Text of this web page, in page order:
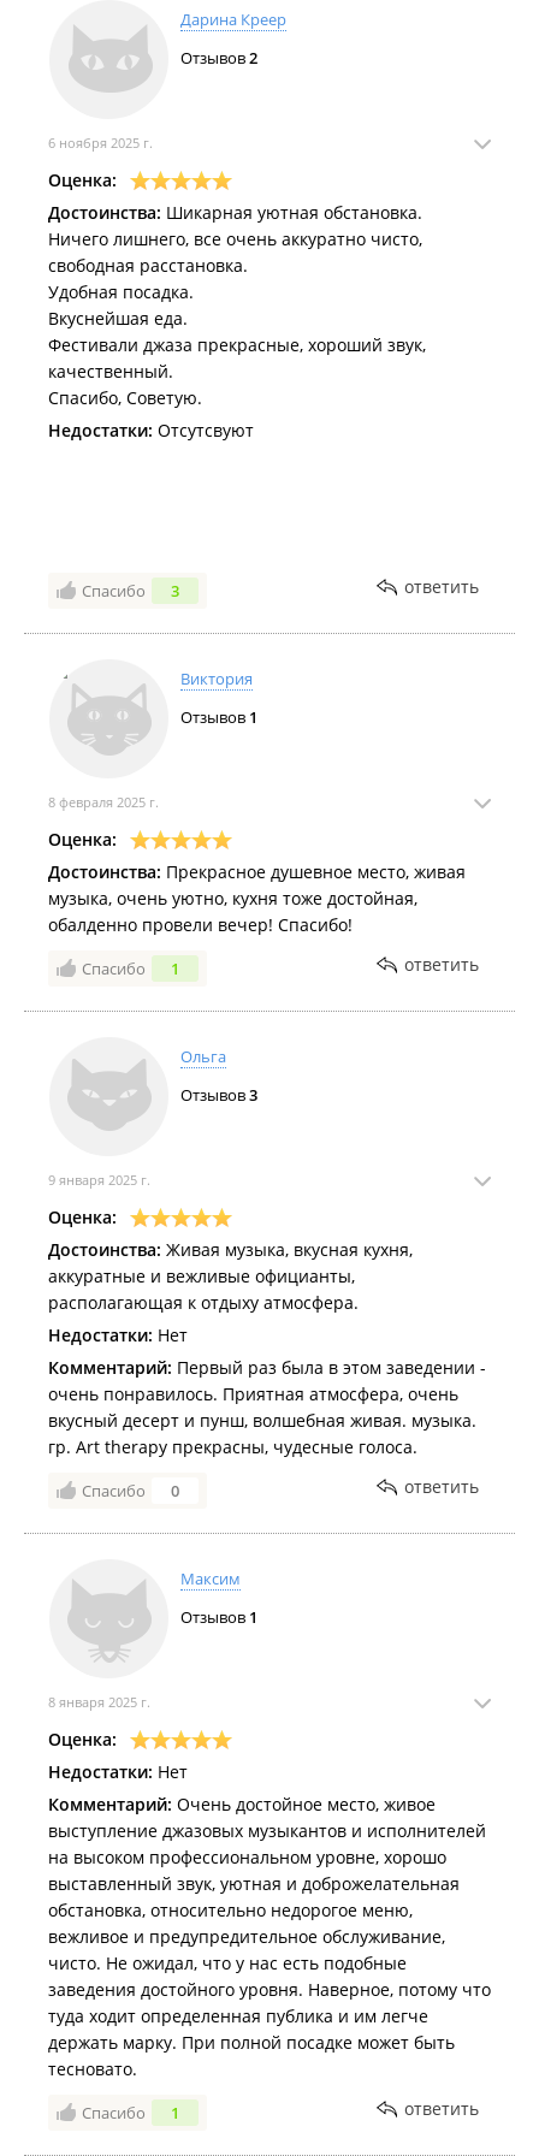
номер телефона и пообещала связаться, как только
что-то прояснится. Разумеется, никто так и не
перезвонил. Пакет с подарком был утрачен
имиджем и высоким чеком скрывается
желания нет.
Дарина Креер
Отзывов2
6 ноября 2025 г.
Оценка:
Достоинства: Шикарная уютная обстановка.
Ничего лишнего, все очень аккуратно чисто,
свободная расстановка.
Удобная посадка.
Вкуснейшая еда.
Фестивали джаза прекрасные, хороший звук,
качественный.
Спасибо, Советую.
Недостатки: Отсутсвуют
Спасибо 3 ответить
Виктория
Отзывов 1
8 февраля 2025 г.
Оценка:
Достоинства: Прекрасное душевное место, живая
музыка, очень уютно, кухня тоже достойная,
обалденно провели вечер! Спасибо!
Спасибо 1 ответить
Ольга
Отзывов3
9 января 2025 г.
Оценка:
Достоинства: Живая музыка, вкусная кухня,
аккуратные и вежливые официанты,
располагающая к отдыху атмосфера.
Недостатки: Нет
Комментарий: Первый раз была в этом заведении -
очень понравилось. Приятная атмосфера, очень
вкусный десерт и пунш, волшебная живая. музыка.
гр. Art therapy прекрасны, чудесные голоса.
Спасибо 0 ответить
Максим
Отзывов 1
8 января 2025 г.
Оценка:
Недостатки: Нет
Комментарий: Очень достойное место, живое
выступление джазовых музыкантов и исполнителей
на высоком профессиональном уровне, хорошо
выставленный звук, уютная и доброжелательная
обстановка, относительно недорогое меню,
вежливое и предупредительное обслуживание,
чисто. Не ожидал, что у нас есть подобные
заведения достойного уровня. Наверное, потому что
туда ходит определенная публика и им легче
держать марку. При полной посадке может быть
тесновато.
Спасибо 1 ответить